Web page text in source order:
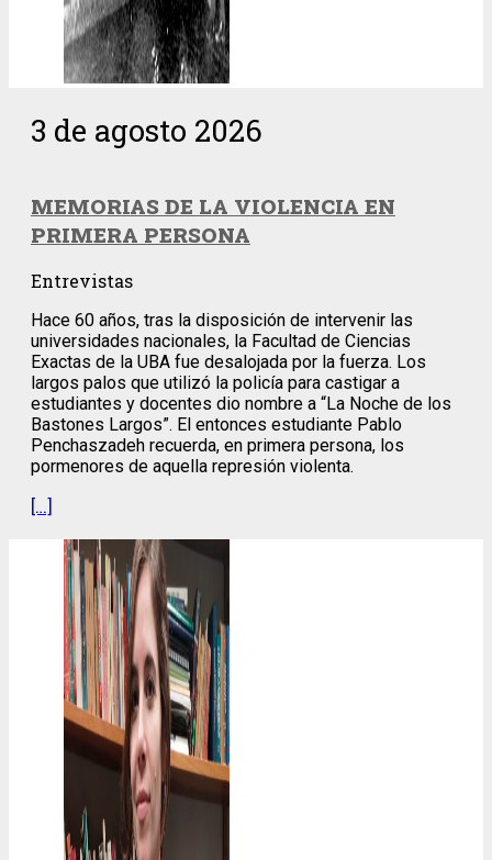
3 de agosto 2026
MEMORIAS DE LA VIOLENCIA EN
PRIMERA PERSONA
Entrevistas
Hace 60 años, tras la disposición de intervenir las
universidades nacionales, la Facultad de Ciencias
Exactas de la UBA fue desalojada por la fuerza. Los
largos palos que utilizó la policía para castigar a
estudiantes y docentes dio nombre a “La Noche de los
Bastones Largos”. El entonces estudiante Pablo
Penchaszadeh recuerda, en primera persona, los
pormenores de aquella represión violenta.
[…]